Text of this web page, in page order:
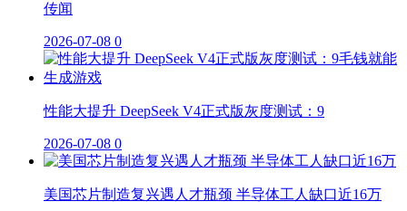
传闻
2026-07-08 0
性能大提升 DeepSeek V4正式版灰度测试：9
2026-07-08 0
美国芯片制造复兴遇人才瓶颈 半导体工人缺口近16万